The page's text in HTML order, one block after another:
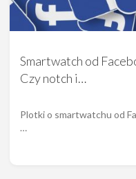
Smartwatch od
Czy notch i…
Plotki o smartwatchu od
…